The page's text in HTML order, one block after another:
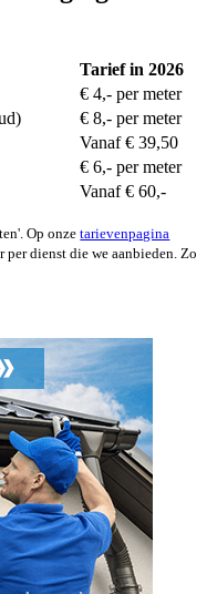
Tarief in 2026
€ 4,- per meter
€ 8,- per meter
Vanaf € 39,50
€ 6,- per meter
Vanaf € 60,-
Op onzetarievenpagina
dienst die we aanbieden. Zo